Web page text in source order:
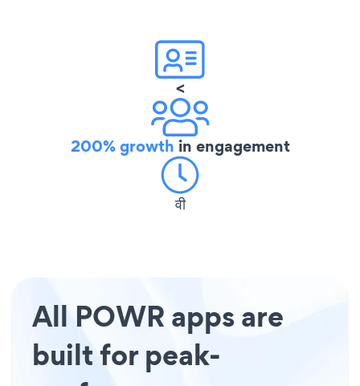
<
200% growth in engagement
वी
All POWR apps are
built for peak-